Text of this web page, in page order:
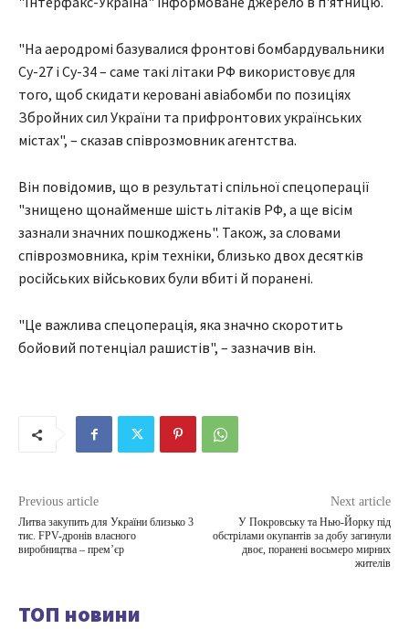
"На аеродромі базувалися фронтові бомбардувальники
Су-27 і Су-34 – саме такі літаки РФ використовує для
того, щоб скидати керовані авіабомби по позиціях
Збройних сил України та прифронтових українських
містах", – сказав співрозмовник агентства.
Він повідомив, що в результаті спільної спецоперації
"знищено щонайменше шість літаків РФ, а ще вісім
зазнали значних пошкоджень". Також, за словами
співрозмовника, крім техніки, близько двох десятків
російських військових були вбиті й поранені.
"Це важлива спецоперація, яка значно скоротить
бойовий потенціал рашистів", – зазначив він.
Previous article
Литва закупить для України близько 3
тис. FPV-дронів власного
виробництва – прем’єр
Next article
У Покровську та Нью-Йорку під
обстрілами окупантів за добу загинули
двоє, поранені восьмеро мирних
жителів
ТОП новини